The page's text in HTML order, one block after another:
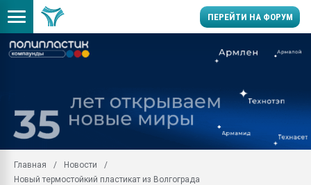
ПЕРЕЙТИ НА ФОРУМ
цикла
заводу пластмасс"
Главная
Новости
Новый термостойкий пластикат из Волгограда